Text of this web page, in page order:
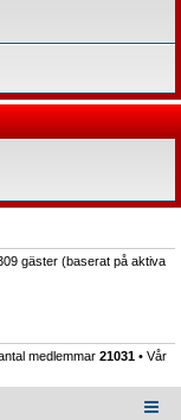
gäster (baserat på aktiva
medlemmar 21031 • Vår